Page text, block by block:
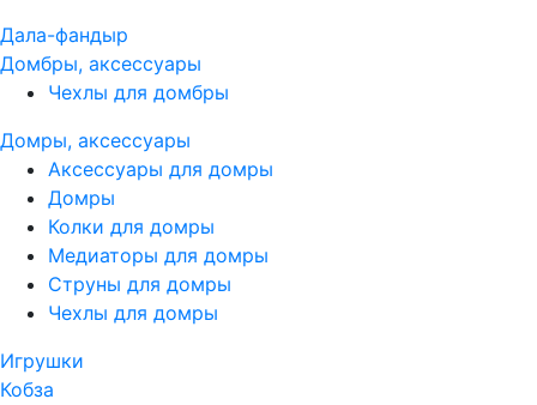
Дала-фандыр
Домбры, аксессуары
Чехлы для домбры
Домры, аксессуары
Аксессуары для домры
Домры
Колки для домры
Медиаторы для домры
Струны для домры
Чехлы для домры
Игрушки
Кобза